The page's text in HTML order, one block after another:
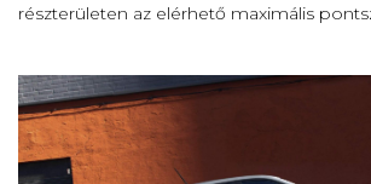
részterületen az elérhető maximális